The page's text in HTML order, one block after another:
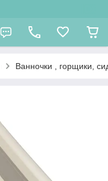
Ванночки , горщики,